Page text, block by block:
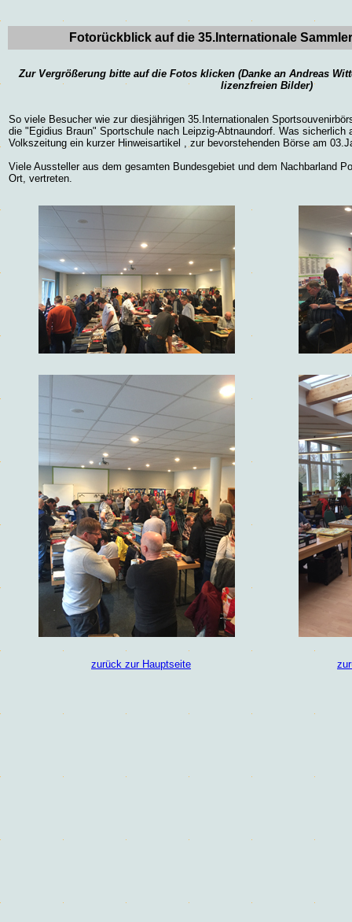
Fotorückblick auf die 35.Internationale
Zur Vergrößerung bitte auf die Fotos klicken (Danke an Andreas
lizenzfreien Bilder)
So viele Besucher wie zur diesjährigen 35.Internationalen
die "Egidius Braun" Sportschule nach Leipzig-Abtnaundorf. Was sicherlich
Volkszeitung ein kurzer Hinweisartikel , zur bevorstehenden Börse am
Viele Aussteller aus dem gesamten Bundesgebiet und dem Nachbarland
Ort, vertreten.
zurück zur Hauptseite